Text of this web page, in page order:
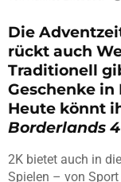
Die
rückt auch
Traditionell
Geschenke in
Heute könnt
Borderlands 4
2K bietet auch in
Spielen – von